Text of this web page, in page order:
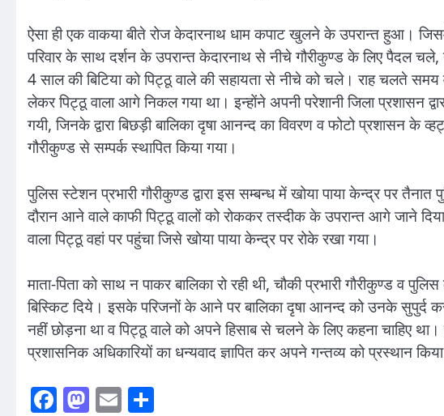
ऐसा ही एक वाकया बीते रोज केदारनाथ धाम कपाट खुलने के उपरान्त हुआ।
परिवार के साथ दर्शन के उपरान्त केदारनाथ से नीचे गौरीकुण्ड के लिए पैदल
4 साल की बिटिया को पिट्ठू वाले की सहायता से नीचे को चले। राह चलते
लेकर पिट्ठू वाला आगे निकल गया था। इन्होंने अपनी परेशानी जिला प्रशासन
गयी, जिनके द्वारा बिछड़ी बालिका दृषा आनन्द का विवरण व फोटो प्रशासन के
गौरीकुण्ड से सम्पर्क स्थापित किया गया।
पुलिस स्टेशन प्रभारी गौरीकुण्ड द्वारा इस सम्बन्ध में खोया पाया केन्द्र पर
दौरान आने वाले काफी पिट्ठू वालों को रोककर तस्दीक के उपरान्त आगे जाने
वाला पिट्ठू वहां पर पहुंचा जिसे खोया पाया केन्द्र पर रोके रखा गया।
माता-पिता को साथ न पाकर बालिका रो रही थी, चौकी प्रभारी गौरीकुण्ड व
बिस्किट दिये। इसके परिजनों के आने पर बालिका दृषा आनन्द को उनके सुपुर्द
नहीं छोड़ना था व पिट्ठू वाले को अपने हिसाब से चलने के लिए कहना चाहिए
प्रशासनिक अधिकारियों का धन्यवाद ज्ञापित कर अपने गन्तव्य को प्रस्थान
Facebook
Mastodon
Email